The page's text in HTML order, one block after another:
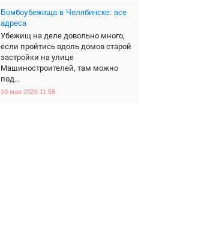
Бомбоубежища в Челябинске: все
адреса
Убежищ на деле довольно много,
если пройтись вдоль домов старой
застройки на улице
Машиностроителей, там можно
под...
10 мая 2026 11:58